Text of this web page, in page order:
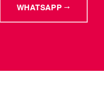
WHATSAPP →